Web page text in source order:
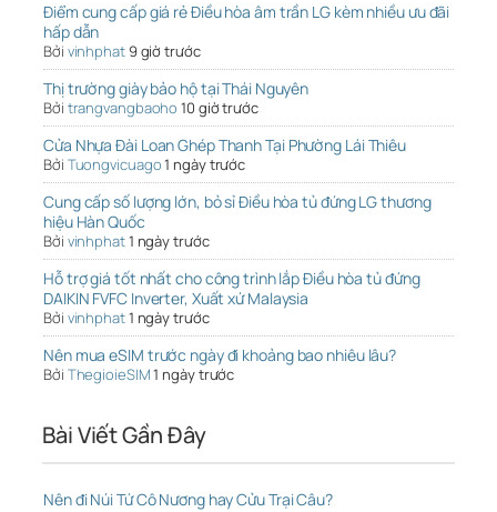
Điểm cung cấp giá rẻ Điều hòa âm trần LG kèm nhiều ưu đãi
hấp dẫn
Bởi vinhphat9 giờ trước
Thị trường giày bảo hộ tại Thái Nguyên
Bởi trangvangbaoho 10 giờ trước
Cửa Nhựa Đài Loan Ghép Thanh Tại Phường Lái Thiêu
Bởi Tuongvicuago1 ngày trước
Cung cấp số lượng lớn, bỏ sỉ Điều hòa tủ đứng LG thương
hiệu Hàn Quốc
Bởi vinhphat1 ngày trước
Hỗ trợ giá tốt nhất cho công trình lắp Điều hòa tủ đứng
DAIKIN FVFC Inverter, Xuất xứ Malaysia
Bởi vinhphat1 ngày trước
Nên mua eSIM trước ngày đi khoảng bao nhiêu lâu?
Bởi ThegioieSIM1 ngày trước
Bài Viết Gần Đây
Nên đi Núi Tứ Cô Nương hay Cửu Trại Câu?